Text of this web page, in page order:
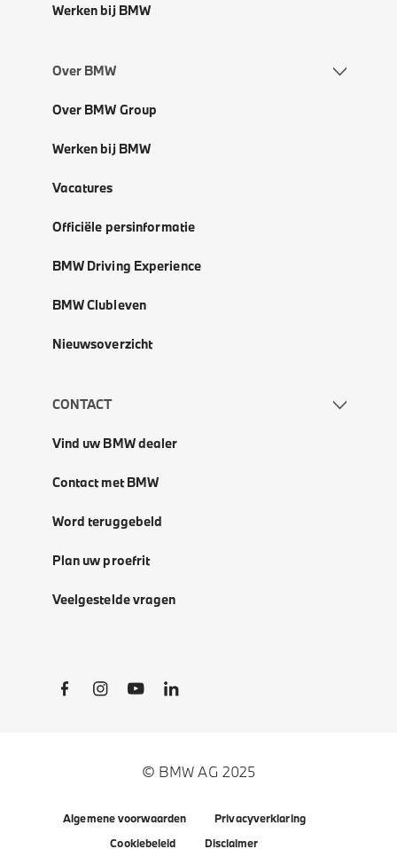
Werken bij BMW
Over BMW
Over BMW Group
Werken bij BMW
Vacatures
Officiële persinformatie
BMW Driving Experience
BMW Clubleven
Nieuwsoverzicht
CONTACT
Vind uw BMW dealer
Contact met BMW
Word teruggebeld
Plan uw proefrit
Veelgestelde vragen
Social Links
© BMW AG 2025
Algemene voorwaarden
Privacyverklaring
Cookiebeleid
Disclaimer